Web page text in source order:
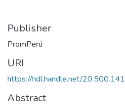
Publisher
PromPerú
URI
https://hdl.handle.net/
Abstract